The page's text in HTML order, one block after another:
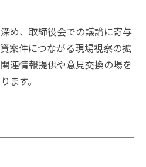
め、取締役会での議論に寄与
案件につながる現場視察の拡
連情報提供や意見交換の場を
ます。